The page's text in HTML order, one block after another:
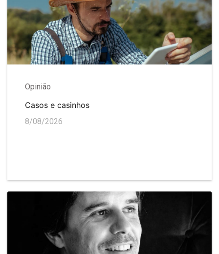
Opinião
Casos e casinhos
8/08/2026